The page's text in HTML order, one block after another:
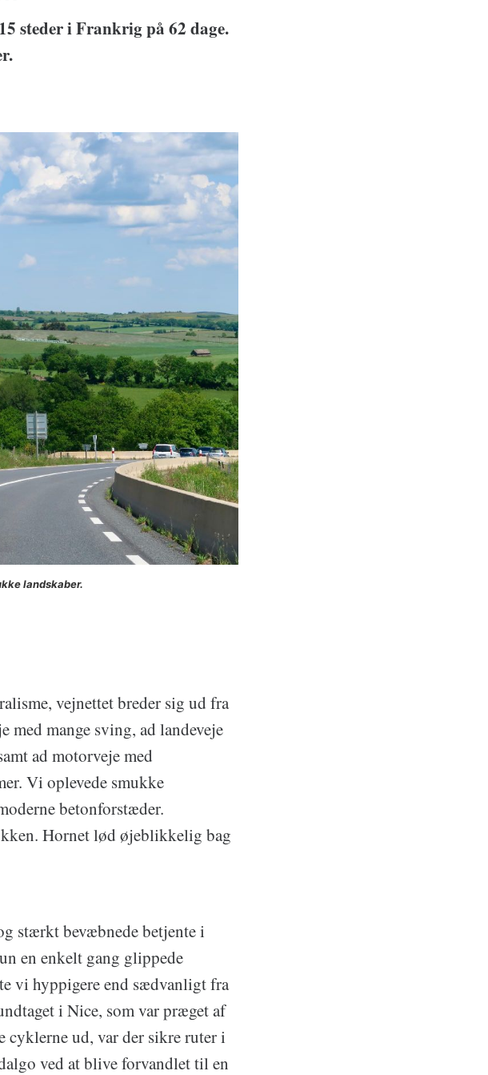
steder i Frankrig på 62 dage.
landskaber.
vejnettet breder sig ud fra
med mange sving, ad landeveje
ad motorveje med
Vi oplevede smukke
betonforstæder.
Hornet lød øjeblikkelig bag
stærkt bevæbnede betjente i
en enkelt gang glippede
vi hyppigere end sædvanligt fra
i Nice, som var præget af
cyklerne ud, var der sikre ruter i
ved at blive forvandlet til en